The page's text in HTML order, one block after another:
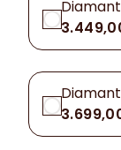
Diamant
Diamant